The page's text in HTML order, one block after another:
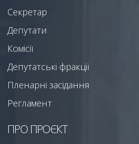
Секретар
Депутати
Комісії
Депутатські фракції
Пленарні засідання
Регламент
ПРО ПРОЄКТ